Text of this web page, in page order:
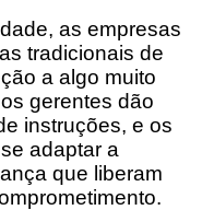
as empresas
tradicionais de
a algo muito
gerentes dão
instruções, e os
adaptar a
que liberam